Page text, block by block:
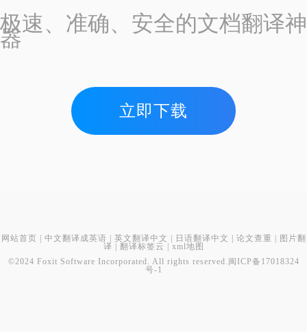
极速、准确、安全的文档翻译神
器
立即下载
网站首页 | 中文翻译成英语 | 英文翻译中文 | 日语翻译中文 | 论文查重 | 图片翻
译 | 翻译标签云 | xml地图
©2024 Foxit Software Incorporated. All rights reserved. 闽ICP备17018324
号-1